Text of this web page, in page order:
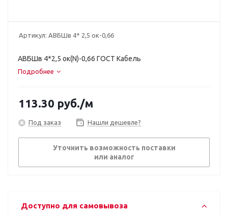
Артикул: АВБШв 4* 2,5 ок-0,66
АВБШв 4*2,5 ок(N)-0,66 ГОСТ Кабель
Подробнее
113.30 руб./м
Под заказ Нашли дешевле?
Уточнить возможность поставки
или аналог
Доступно для самовывоза